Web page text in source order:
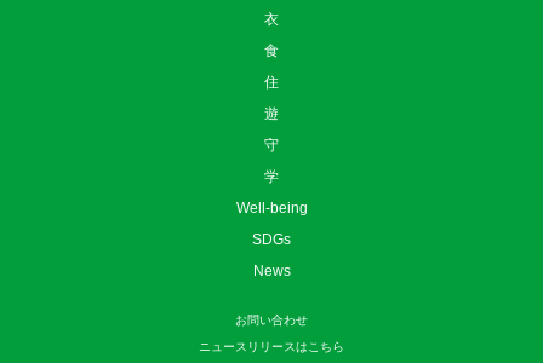
衣
食
住
遊
守
学
Well-being
SDGs
News
お問い合わせ
ニュースリリースはこちら